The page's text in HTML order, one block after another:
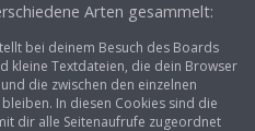
Arten gesammelt:
bei deinem Besuch des Boards
kleine Textdateien, die dein Browser
die zwischen den einzelnen
In diesen Cookies sind die
dir alle Seitenaufrufe zugeordnet